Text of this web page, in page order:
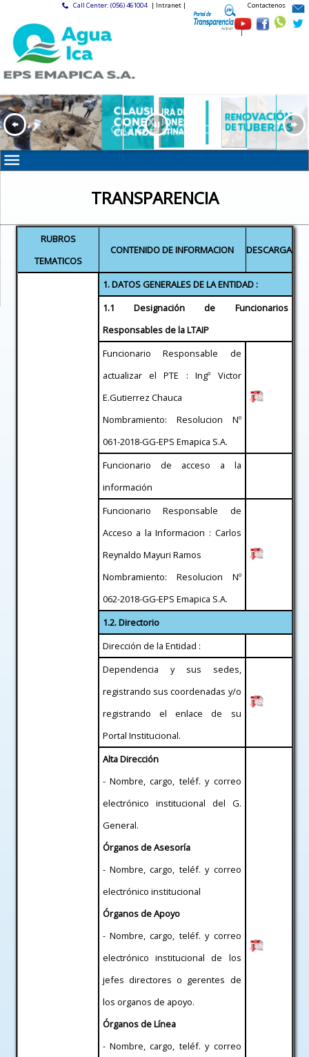
Call Center: (056) 461004 | Intranet |
|
Contactenos
TRANSPARENCIA
RUBROS
TEMATICOS
CONTENIDO DE INFORMACION DESCARGA
1. DATOS GENERALES DE LA ENTIDAD :
1.1 Designación de Funcionarios
Responsables de la LTAIP
Funcionario Responsable de
actualizar el PTE : Ingº Victor
E.Gutierrez Chauca
Nombramiento: Resolucion Nº
061-2018-GG-EPS Emapica S.A.
Funcionario de acceso a la
información
Funcionario Responsable de
Acceso a la Informacion : Carlos
Reynaldo Mayuri Ramos
Nombramiento: Resolucion Nº
062-2018-GG-EPS Emapica S.A.
1.2. Directorio
Dirección de la Entidad :
Dependencia y sus sedes,
registrando sus coordenadas y/o
registrando el enlace de su
Portal Institucional.
Alta Dirección
- Nombre, cargo, teléf. y correo
electrónico institucional del G.
General.
Órganos de Asesoría
- Nombre, cargo, teléf. y correo
electrónico institucional
Órganos de Apoyo
- Nombre, cargo, teléf. y correo
electrónico institucional de los
jefes directores o gerentes de
los organos de apoyo.
Órganos de Línea
- Nombre, cargo, teléf. y correo